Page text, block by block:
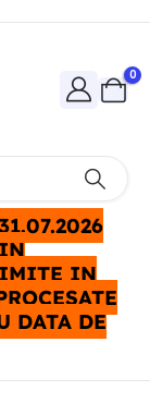
0
IN
DATA DE